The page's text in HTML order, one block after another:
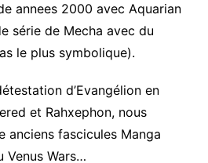
annees 2000 avec Aquarian
série de Mecha avec du
le plus symbolique).
d’Evangélion en
et Rahxephon, nous
anciens fascicules Manga
Venus Wars…